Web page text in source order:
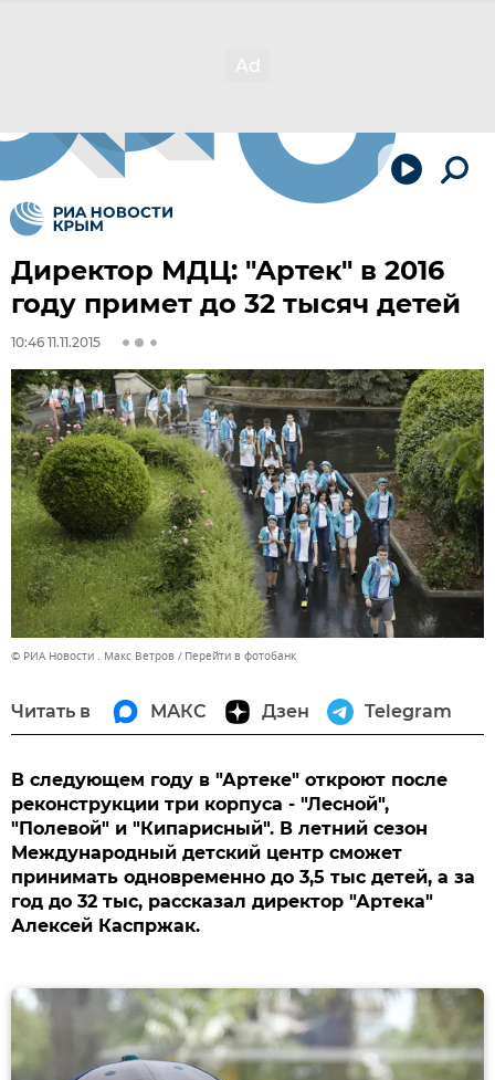
Директор МДЦ: "Артек" в 2016
году примет до 32 тысяч детей
10:46 11.11.2015
© РИА Новости . Макс Ветров Перейти в фотобанк
Читать в МАКС Дзен Telegram
В следующем году в "Артеке" откроют после
реконструкции три корпуса - "Лесной",
"Полевой" и "Кипарисный". В летний сезон
Международный детский центр сможет
принимать одновременно до 3,5 тыс детей, а за
год до 32 тыс, рассказал директор "Артека"
Алексей Каспржак.